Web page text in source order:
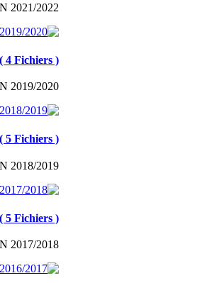
2021/2022
( 4 Fichiers )
2019/2020
( 5 Fichiers )
2018/2019
( 5 Fichiers )
2017/2018